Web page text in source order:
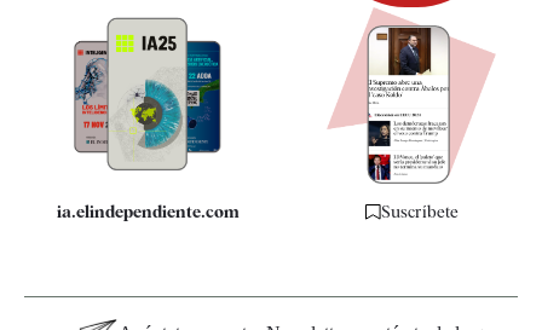
Quiénes somos
Especificaciones
ia.elindependiente.com Suscríbete